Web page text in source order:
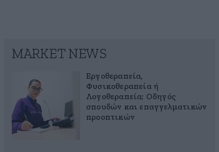
MARKET NEWS
Εργοθεραπεία,
Φυσικοθεραπεία ή
Λογοθεραπεία; Οδηγός
σπουδών και επαγγελματικών
προοπτικών